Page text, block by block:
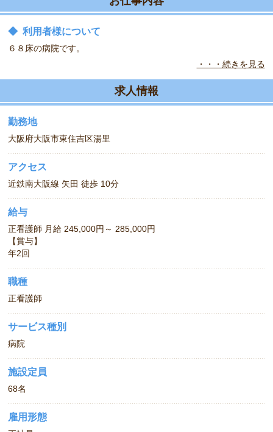
◆ 利用者様について
６８床の病院です。
・・・続きを見る
求人情報
勤務地
大阪府大阪市東住吉区湯里
アクセス
近鉄南大阪線 矢田 徒歩 10分
給与
正看護師 月給 245,000円～ 285,000円
【賞与】
年2回
職種
正看護師
サービス種別
病院
施設定員
68名
雇用形態